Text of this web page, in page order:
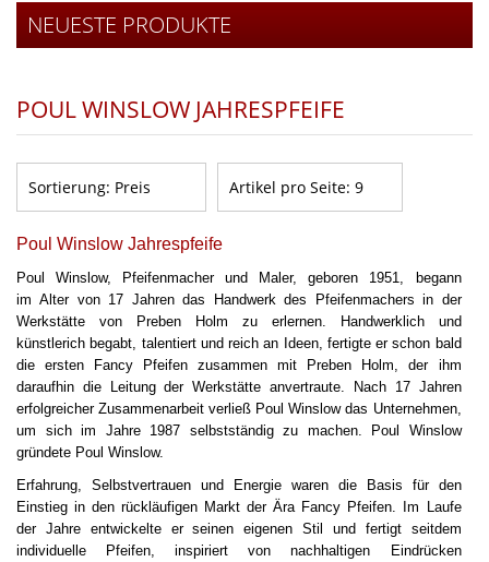
NEUESTE PRODUKTE
POUL WINSLOW JAHRESPFEIFE
Sortierung: Preis Artikel pro Seite: 9
Poul Winslow Jahrespfeife
Poul Winslow, Pfeifenmacher und Maler, geboren 1951, begann
imAlter von 17 Jahren das Handwerk des Pfeifenmachers in der
Werkstätte von Preben Holm zu erlernen.
Handwerklich und
künstlerich begabt, talentiert und reich an Ideen, fertigte er schon bald
die ersten Fancy Pfeifen zusammen mit Preben Holm, der ihm
daraufhin die Leitung der Werkstätte anvertraute.
Nach 17 Jahren
erfolgreicher Zusammenarbeit verließ Poul Winslow das Unternehmen,
um sich im Jahre 1987 selbstständig zu machen. Poul Winslow
gründete Poul Winslow.
Erfahrung, Selbstvertrauen und Energie waren die Basis für den
Einstieg in den rückläufigen Markt der Ära Fancy Pfeifen. Im Laufe
der Jahre entwickelte er seinen eigenen Stil und fertigt seitdem
individuelle Pfeifen, inspiriert von nachhaltigen Eindrücken